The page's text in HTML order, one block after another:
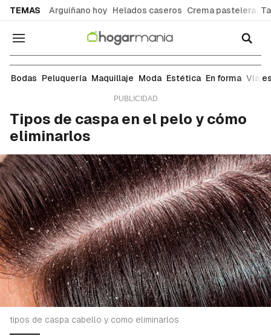
TEMAS Arguiñano hoy Helados caseros Crema pastelera
Navegación
Peluquería
Bodas Peluquería Maquillaje Moda Estética En forma
Tipos de caspa en el pelo y cómo
eliminarlos
tipos de caspa cabello y como eliminarlos